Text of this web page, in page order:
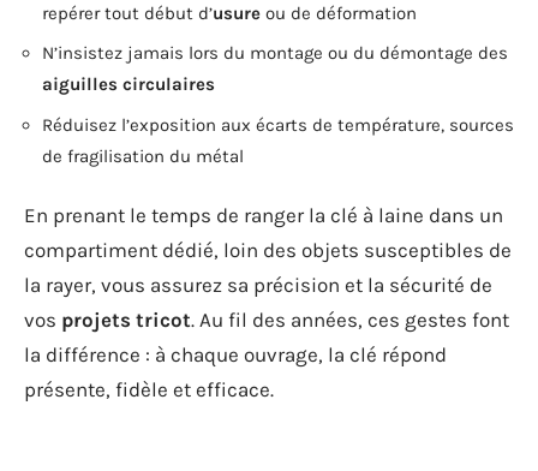
repérer tout début d’usure ou de déformation
N’insistez jamais lors du montage ou du démontage des
aiguilles circulaires
Réduisez l’exposition aux écarts de température, sources
de fragilisation du métal
En prenant le temps de ranger la clé à laine dans un
compartiment dédié, loin des objets susceptibles de
la rayer, vous assurez sa précision et la sécurité de
vos projets tricot. Au fil des années, ces gestes font
la différence : à chaque ouvrage, la clé répond
présente, fidèle et efficace.